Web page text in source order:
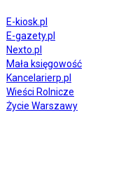
E-kiosk.pl
E-gazety.pl
Nexto.pl
Mała księgowość
Kancelarierp.pl
Wieści Rolnicze
Życie Warszawy